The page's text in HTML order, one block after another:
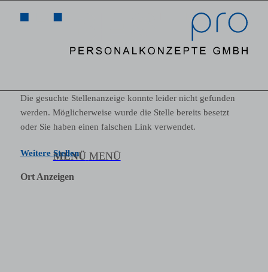
MENÜ MENÜ
Die gesuchte Stellenanzeige konnte leider nicht gefunden
werden. Möglicherweise wurde die Stelle bereits besetzt
oder Sie haben einen falschen Link verwendet.
Weitere Stellen
Ort Anzeigen